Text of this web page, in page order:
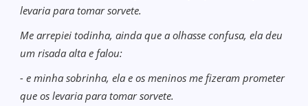
levaria para tomar sorvete.
Me arrepiei todinha, ainda que a olhasse confusa, ela deu
um risada alta e falou:
- e minha sobrinha, ela e os meninos me fizeram prometer
que os levaria para tomar sorvete.